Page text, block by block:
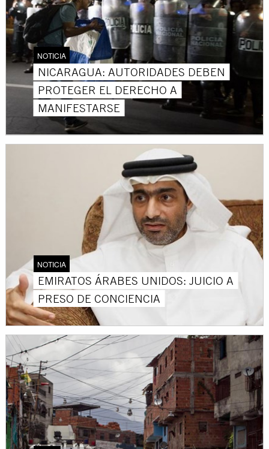
NOTICIA
NICARAGUA: AUTORIDADES DEBEN
PROTEGER EL DERECHO A
MANIFESTARSE
NOTICIA
EMIRATOS ÁRABES UNIDOS: JUICIO A
PRESO DE CONCIENCIA